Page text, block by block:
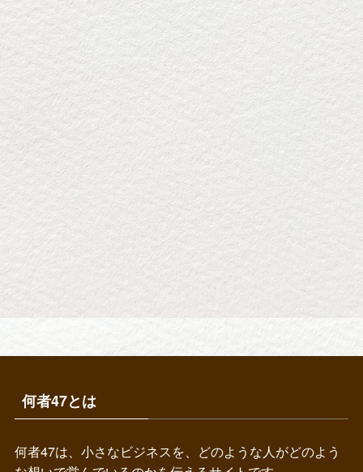
何者47とは
何者47は、小さなビジネスを、どのような人がどのよう